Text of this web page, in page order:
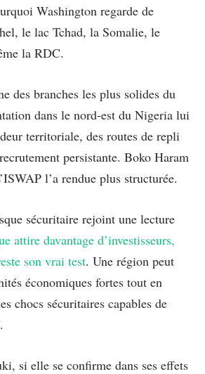
Washington regarde de
le lac Tchad, la Somalie, le
la RDC.
des branches les plus solides du
dans le nord-est du Nigeria lui
territoriale, des routes de repli
persistante. Boko Haram
l’a rendue plus structurée.
sécuritaire rejoint une lecture
attire davantage d’investisseurs,
son vrai test. Une région peut
économiques fortes tout en
chocs sécuritaires capables de
si elle se confirme dans ses effets